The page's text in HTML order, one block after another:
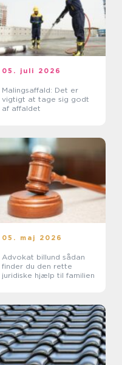
05. juli 2026
Malingsaffald: Det er
vigtigt at tage sig godt
af affaldet
05. maj 2026
Advokat billund sådan
finder du den rette
juridiske hjælp til familien